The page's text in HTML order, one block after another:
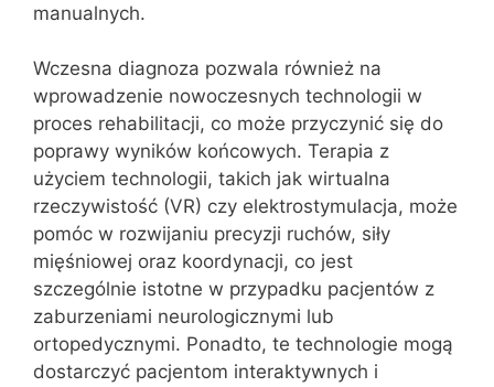
manualnych.
Wczesna diagnoza pozwala również na
wprowadzenie nowoczesnych technologii w
proces rehabilitacji, co może przyczynić się do
poprawy wyników końcowych. Terapia z
użyciem technologii, takich jak wirtualna
rzeczywistość (VR) czy elektrostymulacja, może
pomóc w rozwijaniu precyzji ruchów, siły
mięśniowej oraz koordynacji, co jest
szczególnie istotne w przypadku pacjentów z
zaburzeniami neurologicznymi lub
ortopedycznymi. Ponadto, te technologie mogą
dostarczyć pacjentom interaktywnych i